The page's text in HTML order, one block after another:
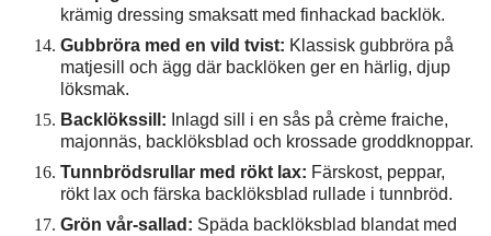
krämig dressing smaksatt med finhackad backlök.
Gubbröra med en vild tvist: Klassisk gubbröra på
matjesill och ägg där backlöken ger en härlig, djup
löksmak.
Backlökssill: Inlagd sill i en sås på crème fraiche,
majonnäs, backlöksblad och krossade groddknoppar.
Tunnbrödsrullar med rökt lax: Färskost, peppar,
rökt lax och färska backlöksblad rullade i tunnbröd.
Grön vår-sallad: Späda backlöksblad blandat med